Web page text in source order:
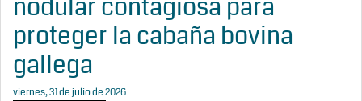
nodular contagiosa para
proteger la cabaña bovina
gallega
viernes, 31 de julio de 2026